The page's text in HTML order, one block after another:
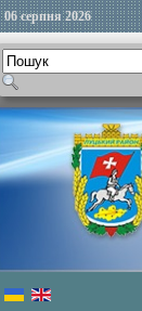
06 серпня 2026